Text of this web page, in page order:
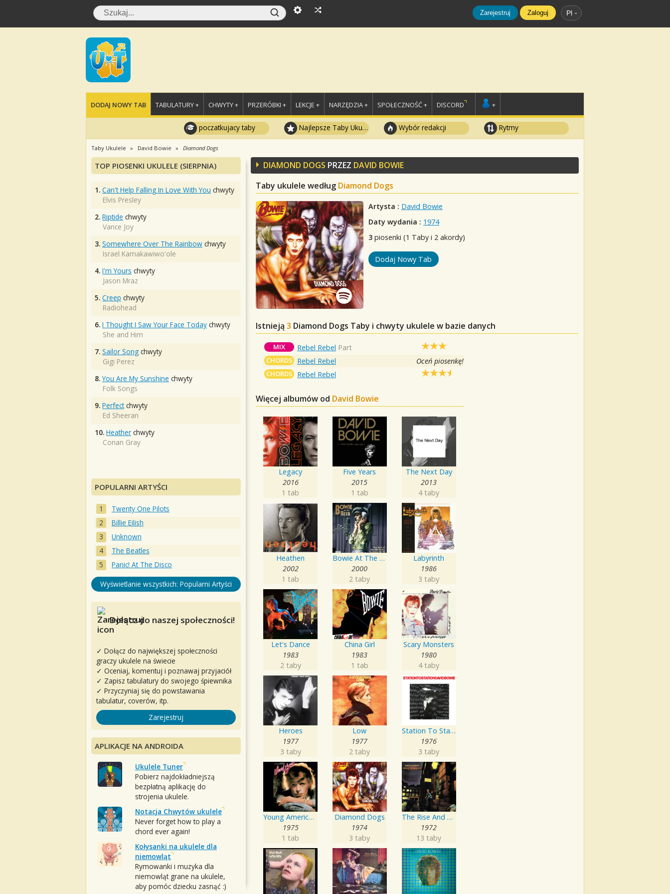
Zarejestruj Zaloguj Pl
DODAJ NOWY TAB TABULATURY + CHWYTY + PRZERÓBKI + LEKCJE + NARZĘDZIA + SPOŁECZNOŚĆ + DISCORD +
poczatkujacy taby Najlepsze Taby Ukulele Wybór redakcji Rytmy
Taby Ukulele David Bowie Diamond Dogs
DIAMOND DOGS PRZEZ DAVID BOWIE
Taby ukulele według Diamond Dogs
Artysta : David Bowie
Daty wydania : 1974
3 piosenki (1 Taby i 2 akordy)
Dodaj Nowy Tab
Istnieją 3 Diamond Dogs Taby i chwyty ukulele w bazie danych
MIX Rebel Rebel Part
CHORDS Rebel Rebel Oceń piosenkę!
CHORDS Rebel Rebel
Więcej albumów od David Bowie
Legacy
2016
1 tab
Five Years
2015
1 tab
The Next Day
2013
4 taby
Heathen
2002
1 tab
Bowie At The Beeb
2000
2 taby
Labyrinth
1986
3 taby
Let's Dance
1983
2 taby
China Girl
1983
1 tab
Scary Monsters
1980
4 taby
Heroes
1977
3 taby
Low
1977
2 taby
Station To Station
1976
3 taby
Young Americans
1975
1 tab
Diamond Dogs
1974
3 taby
The Rise And Fall Of Ziggy Stardust And The Spiders From Mars
1972
13 taby
TOP PIOSENKI UKULELE (SIERPNIA)
1. Can't Help Falling In Love With You chwyty
Elvis Presley
2. Riptide chwyty
Vance Joy
3. Somewhere Over The Rainbow chwyty
Israel Kamakawiwo'ole
4. I'm Yours chwyty
Jason Mraz
5. Creep chwyty
Radiohead
6. I Thought I Saw Your Face Today chwyty
She and Him
7. Sailor Song chwyty
Gigi Perez
8. You Are My Sunshine chwyty
Folk Songs
9. Perfectchwyty
Ed Sheeran
10. Heather chwyty
Conan Gray
POPULARNI ARTYŚCI
Twenty One Pilots
Billie Eilish
Unknown
The Beatles
Panic! At The Disco
Wyświetlanie wszystkich: Popularni Artyści
Dołącz do naszej społeczności!
✓ Dołącz do największej społeczności
graczy ukulele na świecie
✓ Oceniaj, komentuj i poznawaj przyjaciół
✓ Zapisz tabulatury do swojego śpiewnika
✓ Przyczyniaj się do powstawania
tabulatur, coverów, itp.
Zarejestruj
APLIKACJE NA ANDROIDA
Ukulele Tuner
Pobierz najdokładniejszą
bezpłatną aplikację do
strojenia ukulele.
Notacja Chwytów ukulele
Never forget how to play a
chord ever again!
Kołysanki na ukulele dla
niemowląt
Rymowanki i muzyka dla
niemowląt grane na ukulele,
aby pomóc dziecku zasnąć :)